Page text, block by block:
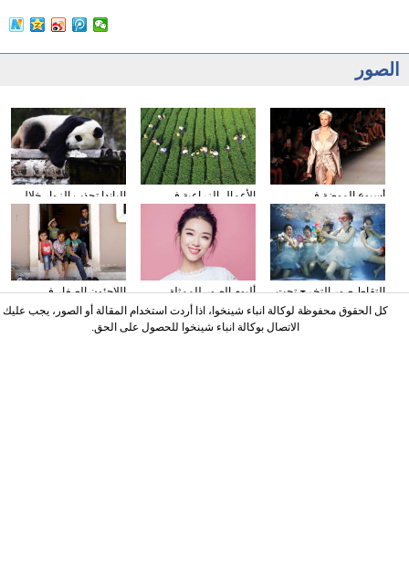
الصور
الباندا تجذب الزوار خلال
عطلة العيد الوطني
الصيني
الأعمال الزراعية في
فصل الخريف
أسبوع الموضة في
نيويورك
اللاجئون الصغار فى
دمشق بسوريا
ألبوم الصور للممثلة
الصينية نينغ شين
التقاط صور التخرج تحت
المياه
كل الحقوق محفوظة لوكالة انباء شينخوا، اذا أردت استخدام المقالة أو الصور، يجب عليك
الاتصال بوكالة انباء شينخوا للحصول على الحق.